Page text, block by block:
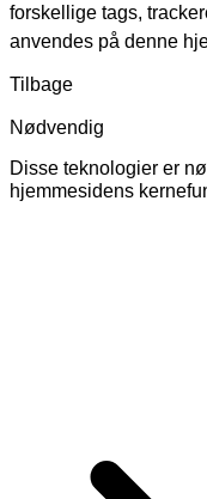
forskellige tags,
anvendes på denne
Tilbage
Nødvendig
Disse teknologier er
hjemmesidens